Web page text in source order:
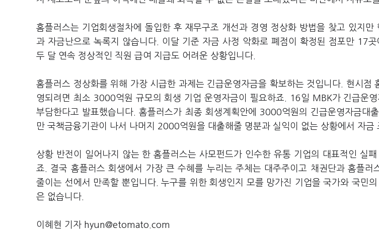
홈플러스는 기업회생절차에 돌입한 후 재무구조 개선과 경영 정상화 방법을 찾고 있지만
과 자금난으로 녹록지 않습니다. 이달 기준 자금 사정 악화로 폐점이 확정된 점포만 17
두 달 연속 정상적인 직원 급여 지급도 어려운 상황입니다.
홈플러스 정상화를 위해 가장 시급한 과제는 긴급운영자금을 확보하는 것입니다. 현시점
영되려면 최소 3000억원 규모의 회생 기업 운영자금이 필요하죠. 16일 MBK가 긴급운
부담한다고 발표했습니다. 홈플러스가 최종 회생계획안에 3000억원의 긴급운영자금대
만 국책금융기관이 나서 나머지 2000억원을 대출해줄 명분과 실익이 없는 상황에서 자금
상황 반전이 일어나지 않는 한 홈플러스는 사모펀드가 인수한 유통 기업의 대표적인 실
죠. 결국 홈플러스 회생에서 가장 큰 수혜를 누리는 주체는 대주주이고 채권단과 홈플러
줄이는 선에서 만족할 뿐입니다. 누구를 위한 회생인지 모를 망가진 기업을 국가와 국민
은 없습니다.
이혜현 기자 hyun@etomato.com